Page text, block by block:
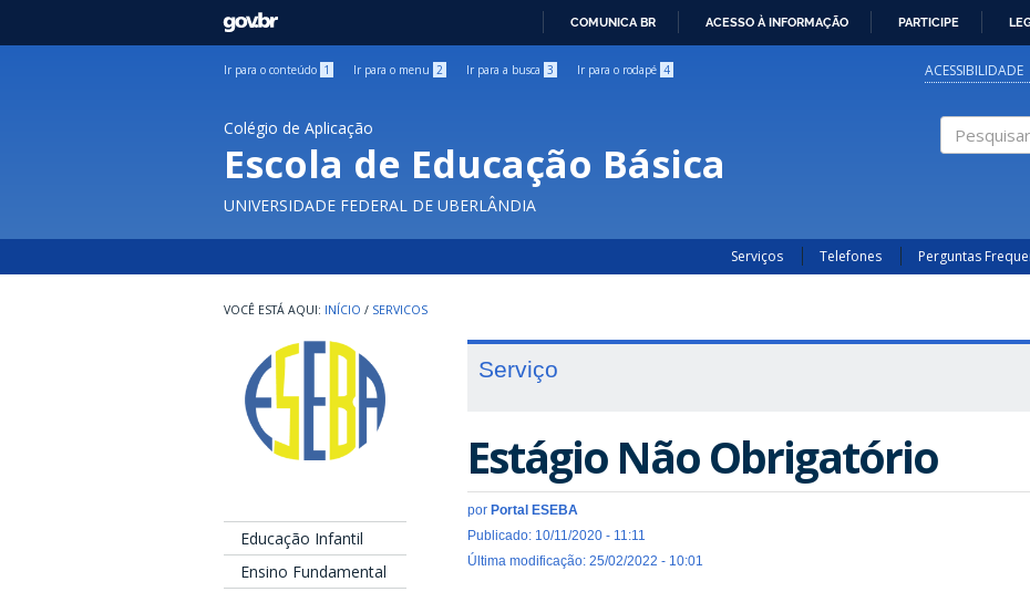
GOVBR
COMUNICA BR ACESSO À INFORMAÇÃO PARTICIPE
Ir para o conteúdo 1 Ir para o menu 2 Ir para a busca 3 Ir para o rodapé 4 ACESSIBILIDADE
Colégio de Aplicação
Escola de Educação Básica
UNIVERSIDADE FEDERAL DE UBERLÂNDIA
Serviços Telefones Perguntas
INÍCIO / SERVICOS
Educação Infantil
Ensino Fundamental
Serviço
Estágio Não Obrigatório
por Portal ESEBA
Publicado: 10/11/2020 - 11:11
Última modificação: 25/02/2022 - 10:01